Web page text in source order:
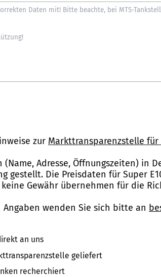
zur Markttransparenzstelle für
Adresse, Öffnungszeiten)
gestellt. Die Preisdaten für Super
Gewähr übernehmen für die
wenden Sie sich bitte an
an uns
geliefert
recherchiert